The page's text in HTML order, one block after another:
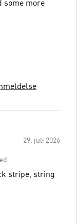
some more
29. juli 2026
stripe, string